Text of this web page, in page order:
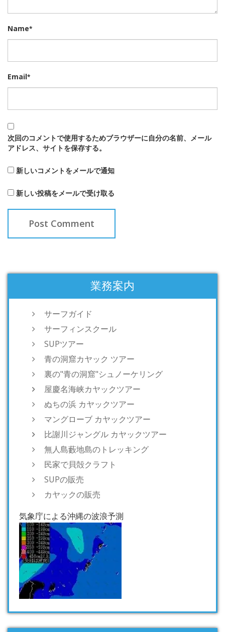
Name*
Email*
次回のコメントで使用するためブラウザーに自分の名前、メール
アドレス、サイトを保存する。
新しいコメントをメールで通知
新しい投稿をメールで受け取る
業務案内
サーフガイド
サーフィンスクール
SUPツアー
青の洞窟カヤック ツアー
裏の"青の洞窟"シュノーケリング
屋慶名海峡カヤックツアー
ぬちの浜 カヤックツアー
マングローブ カヤックツアー
比謝川ジャングル カヤックツアー
無人島藪地島のトレッキング
民家で貝殻クラフト
SUPの販売
カヤックの販売
気象庁による沖縄の波浪予測